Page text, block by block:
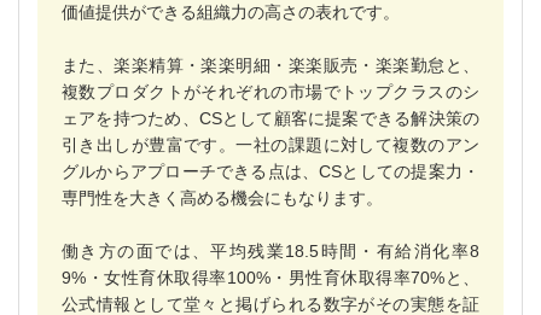
価値提供ができる組織力の高さの表れです。
また、楽楽精算・楽楽明細・楽楽販売・楽楽勤怠と、
複数プロダクトがそれぞれの市場でトップクラスのシ
ェアを持つため、CSとして顧客に提案できる解決策の
引き出しが豊富です。一社の課題に対して複数のアン
グルからアプローチできる点は、CSとしての提案力・
専門性を大きく高める機会にもなります。
働き方の面では、平均残業18.5時間・有給消化率8
9%・女性育休取得率100%・男性育休取得率70%と、
公式情報として堂々と掲げられる数字がその実態を証